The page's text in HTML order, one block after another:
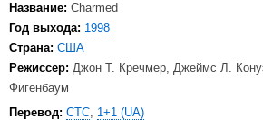
Название: Charmed
Год выхода: 1998
Страна: США
Режиссер: Джон Т. Кречмер, Джеймс Л.
Фигенбаум
Перевод: СТС, 1+1 (UA)